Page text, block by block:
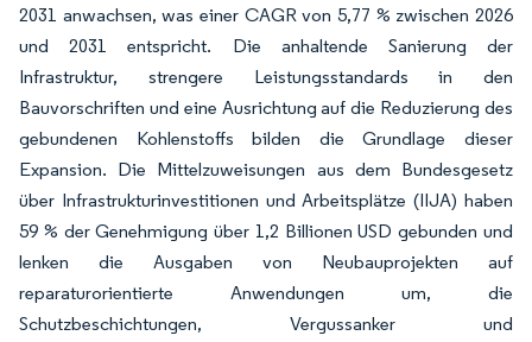
2031 anwachsen, was einer CAGR von 5,77 % zwischen 2026
und 2031 entspricht. Die anhaltende Sanierung der
Infrastruktur, strengere Leistungsstandards in den
Bauvorschriften und eine Ausrichtung auf die Reduzierung des
gebundenen Kohlenstoffs bilden die Grundlage dieser
Expansion. Die Mittelzuweisungen aus dem Bundesgesetz
über Infrastrukturinvestitionen und Arbeitsplätze (IIJA) haben
59 % der Genehmigung über 1,2 Billionen USD gebunden und
lenken die Ausgaben von Neubauprojekten auf
reparaturorientierte Anwendungen um, die
Schutzbeschichtungen, Vergussanker und